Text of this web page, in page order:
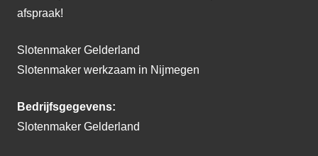
afspraak!
Slotenmaker Gelderland
Slotenmaker werkzaam in Nijmegen
Bedrijfsgegevens:
Slotenmaker Gelderland